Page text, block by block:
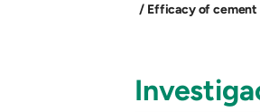
Efficacy of cement